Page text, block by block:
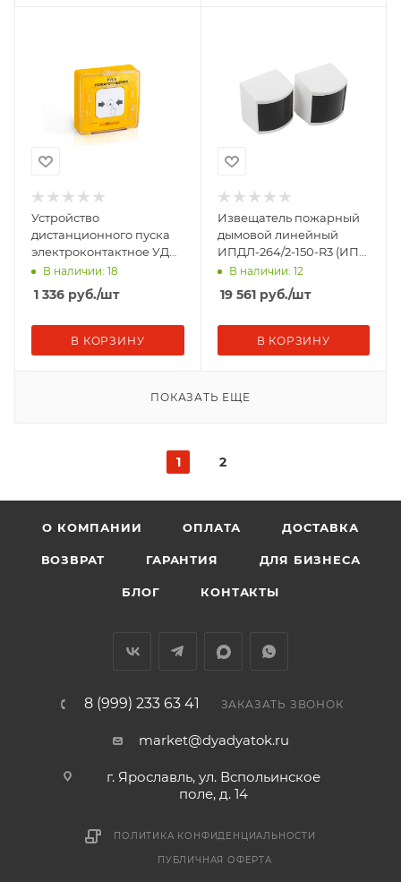
Устройство
дистанционного пуска
электроконтактное УДП
513-11-R3 "Пуск
пожаротушения" желт.
Рубеж Rbz
В наличии: 18
1 336 руб./шт
В КОРЗИНУ
Извещатель пожарный
дымовой линейный
ИПДЛ-264/2-150-R3 (ИП
212-264/30) Рубеж Rbz-
В наличии: 12
19 561руб./шт
В КОРЗИНУ
ПОКАЗАТЬ ЕЩЕ
1 2
О КОМПАНИИ ОПЛАТА ДОСТАВКА
ВОЗВРАТ ГАРАНТИЯ ДЛЯ БИЗНЕСА
БЛОГ КОНТАКТЫ
8 (999) 233 63 41 ЗАКАЗАТЬ ЗВОНОК
market@dyadyatok.ru
г. Ярославль, ул. Вспольинское
поле, д. 14
ПОЛИТИКА КОНФИДЕНЦИАЛЬНОСТИ
ПУБЛИЧНАЯ ОФЕРТА